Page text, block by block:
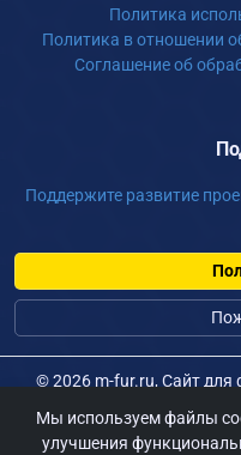
Политика
Политика в отношении
Соглашение об
Поддержите развитие
©2026 m-fur.ru, Сайт для
Мы используем файлы
улучшения